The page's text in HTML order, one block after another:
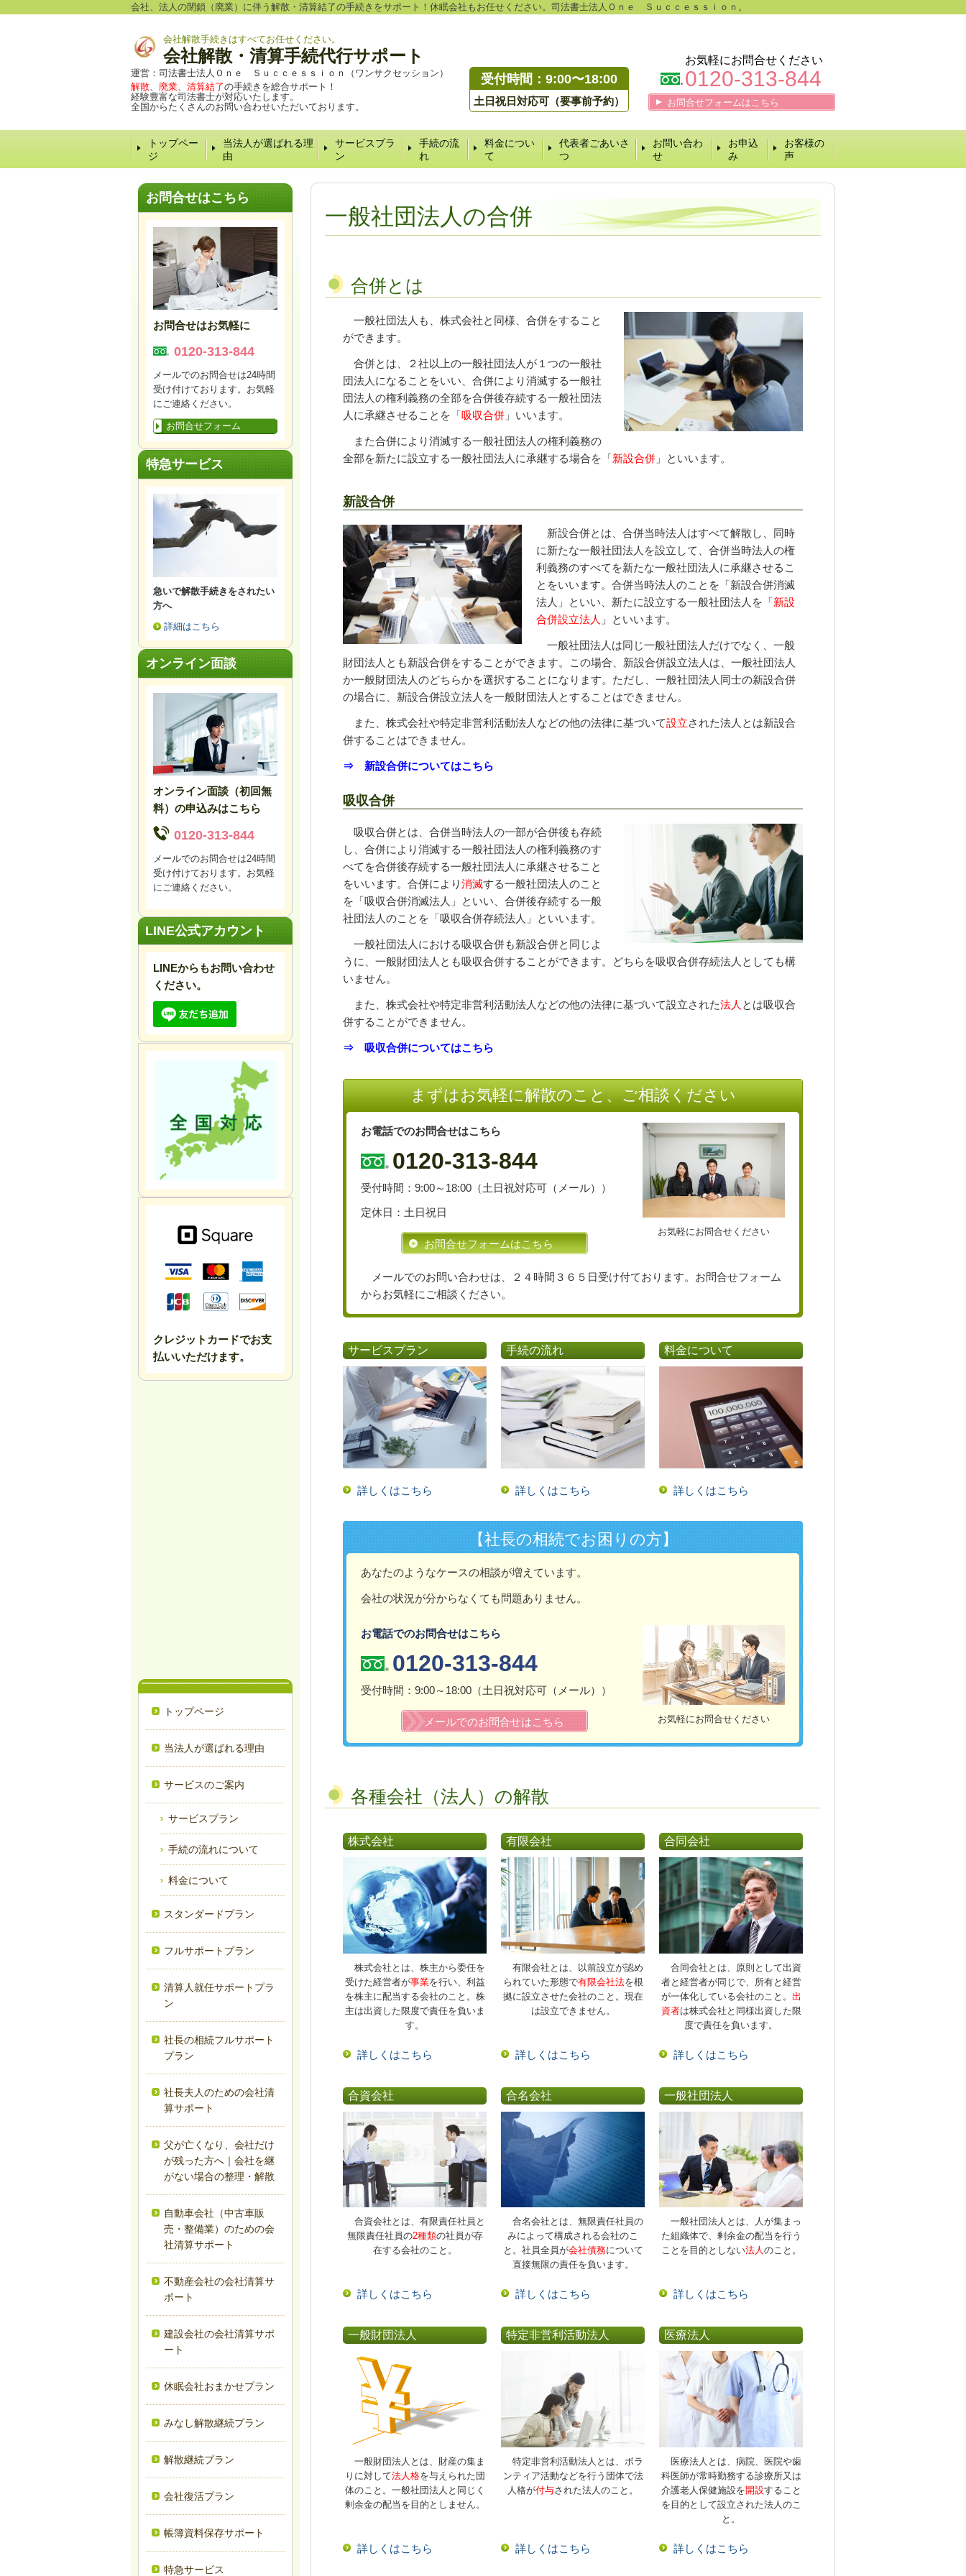
会社、法人の閉鎖（廃業）に伴う解散・清算結了の手続きをサポート！休眠会社もお任せください。司法書士法人Ｏｎｅ Ｓｕｃｃｅｓｓｉｏｎ。
会社解散手続きはすべてお任せください。
会社解散・清算手続代行サポート
運営：司法書士法人Ｏｎｅ Ｓｕｃｃｅｓｓｉｏｎ（ワンサクセッション）
解散、 廃業、 清算結了の手続きを総合サポート！
経験豊富な司法書士が対応いたします。
全国からたくさんのお問い合わせいただいております。
受付時間：9:00〜18:00
土日祝日対応可（要事前予約）
お気軽にお問合せください
0120-313-844
お問合せフォームはこちら
トップペー
ジ
当法人が選ばれる理
由
サービスプラ
ン
手続の流
れ
料金につい
て
代表者ごあいさ
つ
お問い合わ
せ
お申込
み
お客様の
声
一般社団法人の合併
合併とは
一般社団法人も、株式会社と同様、合併をすること
ができます。
合併とは、２社以上の一般社団法人が１つの一般社
団法人になることをいい、合併により消滅する一般社
団法人の権利義務の全部を合併後存続する一般社団法
人に承継させることを「吸収合併 」いいます。
また合併により消滅する一般社団法人の権利義務の
全部を新たに設立する一般社団法人に承継する場合を「新設合併 」といいます。
新設合併
新設合併とは、合併当時法人はすべて解散し、同時
に新たな一般社団法人を設立して、合併当時法人の権
利義務のすべてを新たな一般社団法人に承継させるこ
とをいいます。合併当時法人のことを「新設合併消滅
法人」といい、新たに設立する一般社団法人を「新設
合併設立法人 」といいます。
一般社団法人は同じ一般社団法人だけでなく、一般
財団法人とも新設合併をすることができます。この場合、新設合併設立法人は、一般社団法人
か一般財団法人のどちらかを選択することになります。ただし、一般社団法人同士の新設合併
の場合に、新設合併設立法人を一般財団法人とすることはできません。
また、株式会社や特定非営利活動法人などの他の法律に基づいて設立された法人とは新設合
併することはできません。
⇒ 新設合併についてはこちら
吸収合併
吸収合併とは、合併当時法人の一部が合併後も存続
し、合併により消滅する一般社団法人の権利義務のす
べてを合併後存続する一般社団法人に承継させること
をいいます。合併により消滅する一般社団法人のこと
を「吸収合併消滅法人」といい、合併後存続する一般
社団法人のことを「吸収合併存続法人」といいます。
一般社団法人における吸収合併も新設合併と同じよ
うに、一般財団法人とも吸収合併することができます。どちらを吸収合併存続法人としても構
いません。
また、株式会社や特定非営利活動法人などの他の法律に基づいて設立された法人 とは吸収合
併することができません。
⇒ 吸収合併についてはこちら
まずはお気軽に解散のこと、ご相談ください
お気軽にお問合せください
お電話でのお問合せはこちら
0120-313-844
受付時間：9:00～18:00（土日祝対応可（メール））
定休日：土日祝日
お問合せフォームはこちら
メールでのお問い合わせは、２４時間３６５日受け付ております。お問合せフォーム
からお気軽にご相談ください。
サービスプラン
詳しくはこちら
手続の流れ
詳しくはこちら
料金について
詳しくはこちら
【社長の相続でお困りの方】
あなたのようなケースの相談が増えています。
会社の状況が分からなくても問題ありません。
お気軽にお問合せください
お電話でのお問合せはこちら
0120-313-844
受付時間：9:00～18:00（土日祝対応可（メール））​
メールでのお問合せはこちら
各種会社（法人）の解散
株式会社
株式会社とは、株主から委任を
受けた経営者が事業を行い、利益
を株主に配当する会社のこと。株
主は出資した限度で責任を負いま
す。
詳しくはこちら
有限会社
有限会社とは、以前設立が認め
られていた形態で有限会社法を根
拠に設立させた会社のこと。現在
は設立できません。
詳しくはこちら
合同会社
合同会社とは、原則として出資
者と経営者が同じで、所有と経営
が一体化している会社のこと。 出
資者は株式会社と同様出資した限
度で責任を負います。
詳しくはこちら
合資会社
合資会社とは、有限責任社員と
無限責任社員の2種類の社員が存
在する会社のこと。
詳しくはこちら
合名会社
合名会社とは、無限責任社員の
みによって構成される会社のこ
と。社員全員が会社債務について
直接無限の責任を負います。
詳しくはこちら
一般社団法人
一般社団法人とは、人が集まっ
た組織体で、剰余金の配当を行う
ことを目的としない法人のこと。
詳しくはこちら
一般財団法人
一般財団法人とは、財産の集ま
りに対して法人格を与えられた団
体のこと。一般社団法人と同じく
剰余金の配当を目的としません。
詳しくはこちら
特定非営利活動法人
特定非営利活動法人とは、ボラ
ンティア活動などを行う団体で法
人格が付与された法人のこと。
詳しくはこちら
医療法人
医療法人とは、病院、医院や歯
科医師が常時勤務する診療所又は
介護老人保健施設を開設すること
を目的として設立された法人のこ
と。
詳しくはこちら
お問合せはこちら
お問合せはお気軽に
0120-313-844
メールでのお問合せは24時間
受け付けております。お気軽
にご連絡ください。
お問合せフォーム
特急サービス
急いで解散手続きをされたい
方へ
詳細はこちら
オンライン面談
オンライン面談（初回無
料）の申込みはこちら
0120-313-844
メールでのお問合せは24時間
受け付けております。お気軽
にご連絡ください。
LINE公式アカウント
LINEからもお問い合わせ
ください。
クレジットカードでお支
払いいただけます。
トップページ
当法人が選ばれる理由
サービスのご案内
サービスプラン
手続の流れについて
料金について
スタンダードプラン
フルサポートプラン
清算人就任サポートプラ
ン
社長の相続フルサポート
プラン
社長夫人のための会社清
算サポート
父が亡くなり、会社だけ
が残った方へ｜会社を継
がない場合の整理・解散
自動車会社（中古車販
売・整備業）のための会
社清算サポート
不動産会社の会社清算サ
ポート
建設会社の会社清算サポ
ート
休眠会社おまかせプラン
みなし解散継続プラン
解散継続プラン
会社復活プラン
帳簿資料保存サポート
特急サービス